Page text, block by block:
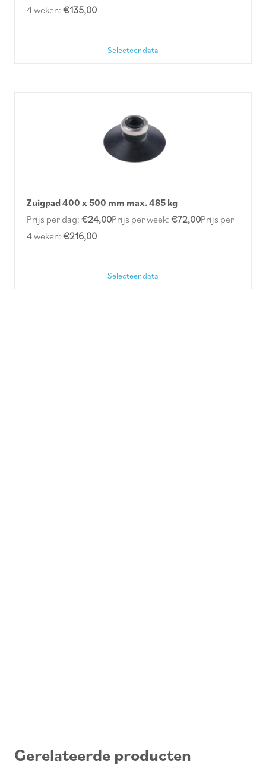
4 weken: €135,00
Selecteer data
Zuigpad 400 x 500 mm max. 485 kg
Prijs per dag: €24,00Prijs per week: €72,00Prijs per
4 weken: €216,00
Selecteer data
Gerelateerde producten